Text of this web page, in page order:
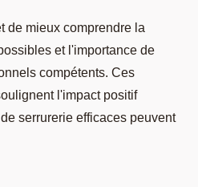
de mieux comprendre la
et l'importance de
compétents. Ces
l'impact positif
serrurerie efficaces peuvent